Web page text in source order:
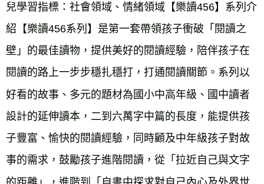
兒學習指標：社會領域、情緒領域【樂讀456】系列介
紹【樂讀456系列】是第一套帶領孩子衝破「閱讀之
壁」的最佳讀物，提供美好的閱讀經驗，陪伴孩子在
閱讀的路上一步步穩扎穩打，打通閱讀關節。系列以
好看的故事、多元的題材為國小中高年級、國中讀者
設計的延伸讀本，二到六萬字中篇的長度，能提供孩
子豐富、愉快的閱讀經驗，同時顧及中年級孩子對故
事的需求，鼓勵孩子進階閱讀，從「拉近自己與文字